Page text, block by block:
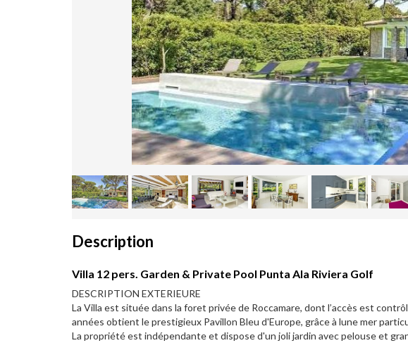
Description
Villa 12 pers. Garden & Private Pool Punta Ala Riviera Golf
DESCRIPTION EXTERIEURE
La Villa est située dans la foret privée de Roccamare, dont l’accès est
années obtient le prestigieux Pavillon Bleu d'Europe, grâce à lune mer
La propriété est indépendante et dispose d'un joli jardin avec pelouse et